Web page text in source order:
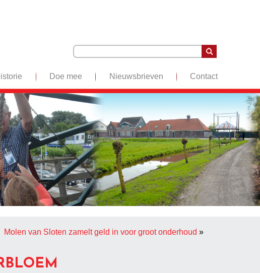
Doe mee Nieuwsbrieven Contact
Molen van Sloten zamelt geld in voor groot onderhoud »